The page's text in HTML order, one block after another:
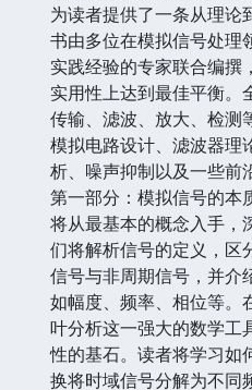
为读者提供了一条从理论
书由多位在模拟信号处理
实践经验的专家联合编撰
实用性上达到最佳平衡。
传输、滤波、放大、检测
模拟电路设计、滤波器理
析、噪声抑制以及一些前
第一部分：模拟信号的本
将从最基本的概念入手，
们将解析信号的定义，区
信号与非周期信号，并介
如幅度、频率、相位等。
叶分析这一强大的数学工
性的基石。读者将学习如
换将时域信号分解为不同